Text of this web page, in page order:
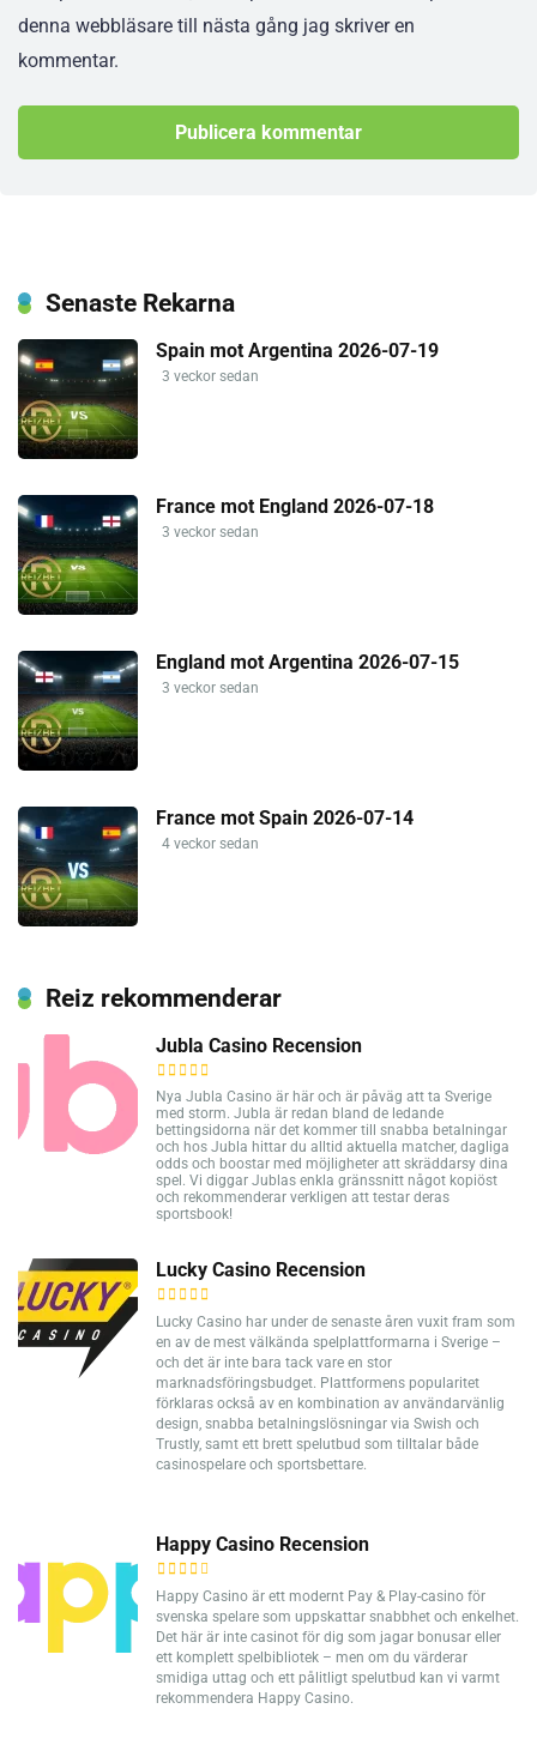
denna webbläsare till nästa gång jag skriver en
kommentar.
Senaste Rekarna
Spain mot Argentina 2026-07-19
3 veckor sedan
France mot England 2026-07-18
3 veckor sedan
England mot Argentina 2026-07-15
3 veckor sedan
France mot Spain 2026-07-14
4 veckor sedan
Reiz rekommenderar
Jubla Casino Recension
Nya Jubla Casino är här och är påväg att ta Sverige
med storm. Jubla är redan bland de ledande
bettingsidorna när det kommer till snabba betalningar
och hos Jubla hittar du alltid aktuella matcher, dagliga
odds och boostar med möjligheter att skräddarsy dina
spel. Vi diggar Jublas enkla gränssnitt något kopiöst
och rekommenderar verkligen att testar deras
sportsbook!
Lucky Casino Recension
Lucky Casino har under de senaste åren vuxit fram som
en av de mest välkända spelplattformarna i Sverige –
och det är inte bara tack vare en stor
marknadsföringsbudget. Plattformens popularitet
förklaras också av en kombination av användarvänlig
design, snabba betalningslösningar via Swish och
Trustly, samt ett brett spelutbud som tilltalar både
casinospelare och sportsbettare.
Happy Casino Recension
Happy Casino är ett modernt Pay & Play-casino för
svenska spelare som uppskattar snabbhet och enkelhet.
Det här är inte casinot för dig som jagar bonusar eller
ett komplett spelbibliotek – men om du värderar
smidiga uttag och ett pålitligt spelutbud kan vi varmt
rekommendera Happy Casino.